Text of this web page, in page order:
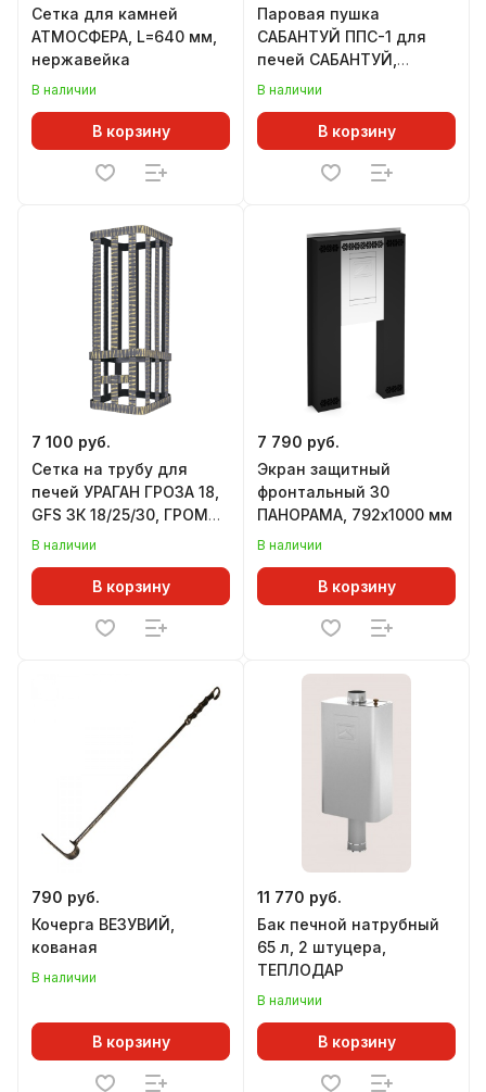
Сетка для камней
АТМОСФЕРА, L=640 мм,
нержавейка
В наличии
В корзину
Паровая пушка
САБАНТУЙ ППС-1 для
печей САБАНТУЙ,
совместимость в
В наличии
В корзину
7 100 руб.
Сетка на трубу для
печей УРАГАН ГРОЗА 18,
GFS ЗК 18/25/30, ГРОМ
30, 250х250х750 мм, под
В наличии
В корзину
7 790 руб.
Экран защитный
фронтальный 30
ПАНОРАМА, 792х1000 мм
В наличии
В корзину
790 руб.
Кочерга ВЕЗУВИЙ,
кованая
В наличии
В корзину
11 770 руб.
Бак печной натрубный
65 л, 2 штуцера,
ТЕПЛОДАР
В наличии
В корзину